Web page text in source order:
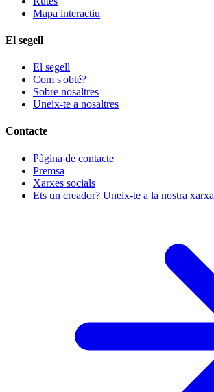
Mapa interactiu
El segell
El segell
Com s'obté?
Sobre nosaltres
Uneix-te a nosaltres
Contacte
Pàgina de contacte
Premsa
Xarxes socials
Ets un creador? Uneix-te a la nostra xarxa